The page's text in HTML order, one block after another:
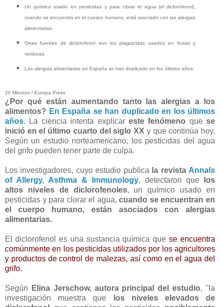
Un químico usado en pesticidas y para clorar el agua (el diclorofenol),
cuando se encuentra en el cuerpo humano, está asociado con las alergias
alimentarias.
Otras fuentes de diclorofenol son los plaguicidas usados en frutas y
verduras.
Las alergias alimentarias en España se han duplicado en los últimos años.
20 Minutos / Europa Press
¿Por qué están aumentando tanto las alergias a los
alimentos? En España se han duplicado en los últimos
años. La ciencia intenta explicar este fenómeno que se
inició en el último cuarto del siglo XX y que continúa hoy.
Según un estudio norteamericano, los pesticidas del agua
del grifo pueden tener parte de culpa.
Los investigadores, cuyo estudio publica la revista Annals
of Allergy, Asthma & Immunology, detectaron que
los
altos niveles de diclorofenoles, un químico usado en
pesticidas y para clorar el agua,cuando se encuentran en
el cuerpo humano, están asociados con alergias
alimentarias.
El diclorofenol es una sustancia química quese encuentra
comúnmente en los pesticidas utilizados por los agricultores
y productos de control de malezas, así como en el agua del
grifo.
Según Elina Jerschow, autora principal del estudio, "la
investigación muestra que
los niveles elevados de